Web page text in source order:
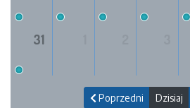
31
Poprzedni Dzisiaj